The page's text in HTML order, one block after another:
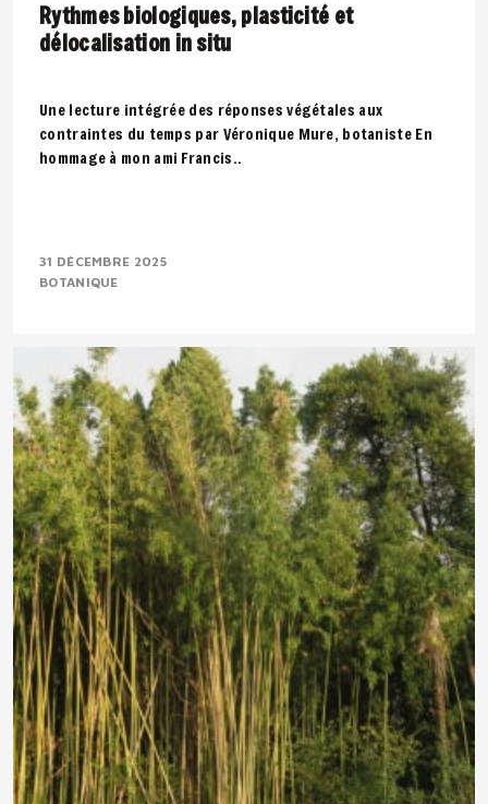
Rythmes biologiques, plasticité et
délocalisation in situ
Une lecture intégrée des réponses végétales aux
contraintes du temps par Véronique Mure, botaniste En
hommage à mon ami Francis..
31 DÉCEMBRE 2025
BOTANIQUE